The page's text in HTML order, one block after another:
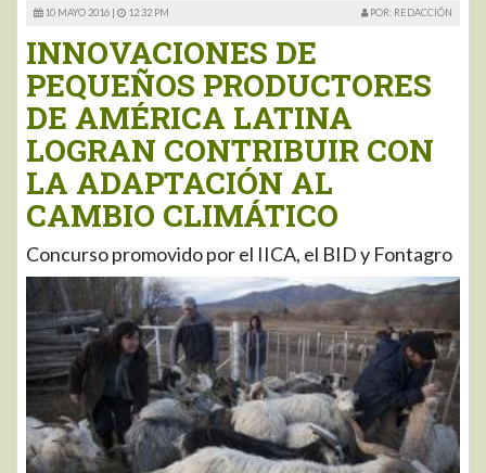
10 MAYO 2016 | 12:32 PM POR: REDACCIÓN
INNOVACIONES DE
PEQUEÑOS PRODUCTORES
DE AMÉRICA LATINA
LOGRAN CONTRIBUIR CON
LA ADAPTACIÓN AL
CAMBIO CLIMÁTICO
Concurso promovido por el IICA, el BID y Fontagro